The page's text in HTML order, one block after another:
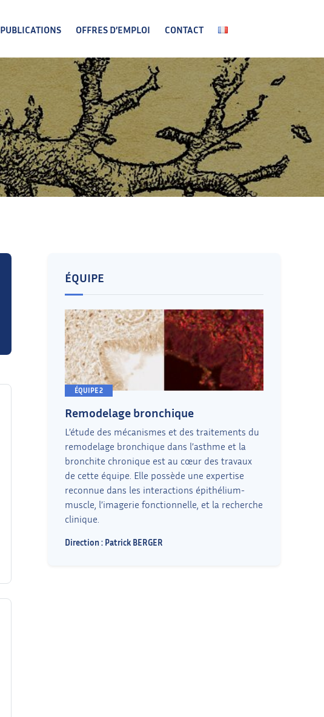
PUBLICATIONS OFFRES D’EMPLOI CONTACT
ÉQUIPE
ÉQUIPE 2
Remodelage bronchique
L’étude des mécanismes et des traitements du
remodelage bronchique dans l’asthme et la
bronchite chronique est au cœur des travaux
de cette équipe. Elle possède une expertise
reconnue dans les interactions épithélium-
muscle, l’imagerie fonctionnelle, et la recherche
clinique.
Direction : Patrick BERGER